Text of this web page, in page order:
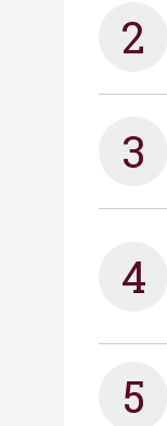
2
3
4
5